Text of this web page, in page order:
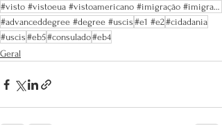
#visto #vistoeua #vistoamericano #imigração #imigrareua #trabalhonoseua #vistosamericanos #greencard
#advanceddegree #degree #uscis #e1 #e2#cidadania
#uscis #eb5#consulado#eb4
Geral